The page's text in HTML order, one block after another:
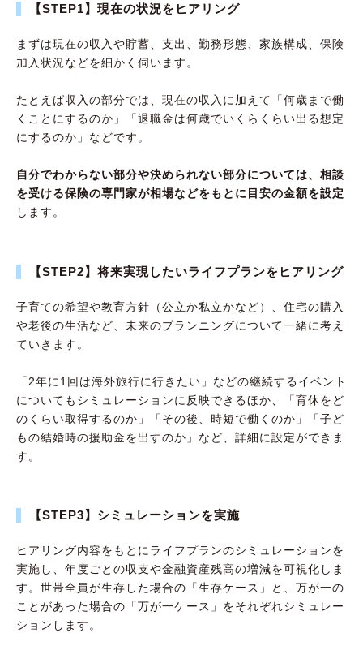
【STEP1】現在の状況をヒアリング
まずは現在の収入や貯蓄、支出、勤務形態、家族構成、保険
加入状況などを細かく伺います。
たとえば収入の部分では、現在の収入に加えて「何歳まで働
くことにするのか」「退職金は何歳でいくらくらい出る想定
にするのか」などです。
自分でわからない部分や決められない部分については、相談
を受ける保険の専門家が相場などをもとに目安の金額を設定
します。
【STEP2】将来実現したいライフプランをヒアリング
子育ての希望や教育方針（公立か私立かなど）、住宅の購入
や老後の生活など、未来のプランニングについて一緒に考え
ていきます。
「2年に1回は海外旅行に行きたい」などの継続するイベント
についてもシミュレーションに反映できるほか、「育休をど
のくらい取得するのか」「その後、時短で働くのか」「子ど
もの結婚時の援助金を出すのか」など、詳細に設定ができま
す。
【STEP3】シミュレーションを実施
ヒアリング内容をもとにライフプランのシミュレーションを
実施し、年度ごとの収支や金融資産残高の増減を可視化しま
す。世帯全員が生存した場合の「生存ケース」と、万が一の
ことがあった場合の「万が一ケース」をそれぞれシミュレー
ションします。